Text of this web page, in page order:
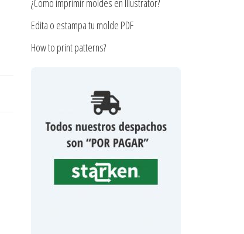
¿Cómo imprimir moldes en Illustrator?
Edita o estampa tu molde PDF
How to print patterns?